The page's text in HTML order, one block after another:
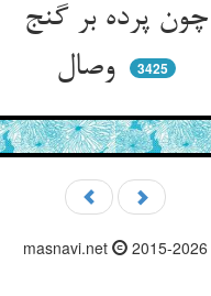
چون پرده بر گنج
وصال
3425
masnavi.net 2015-2026